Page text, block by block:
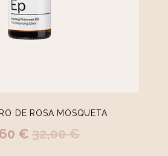
DE ROSA MOSQUETA
€ 32,00 €